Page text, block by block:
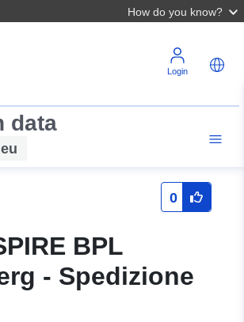
How do you know?
Login
data
0
BPL
- Spedizione